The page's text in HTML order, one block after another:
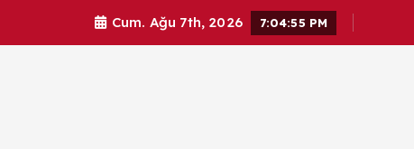
Cum. Ağu 7th, 2026 7:04:56 PM